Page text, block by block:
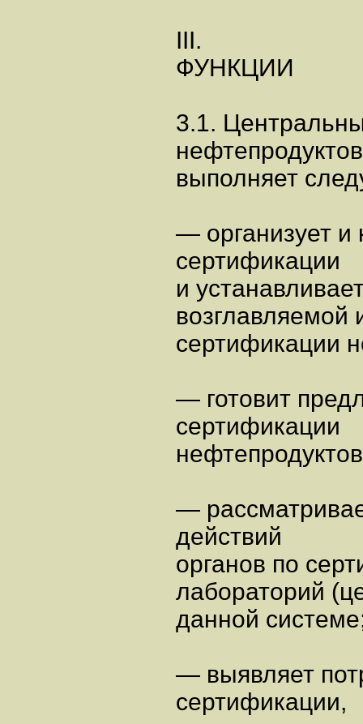
III.
ФУНКЦИИ
3.1.
нефтепродуктов
выполняет
— организует и
сертификации
и
сертификации
— готовит
сертификации
—
действий
органов по
лабораторий
данной
— выявляет
сертификации,